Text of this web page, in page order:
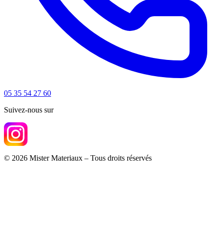
05 35 54 27 60
Suivez-nous sur
© 2026 Mister Materiaux – Tous droits réservés